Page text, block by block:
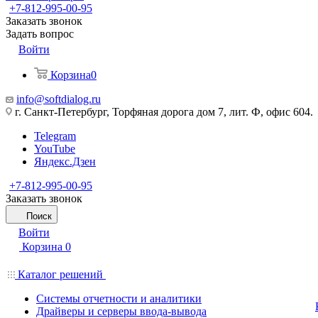
+7-812-995-00-95
Заказать звонок
Задать вопрос
Войти
Корзина0
info@softdialog.ru
г. Санкт-Петербург, Торфяная дорога дом 7, лит. Ф, офис 604.
Telegram
YouTube
Яндекс.Дзен
+7-812-995-00-95
Заказать звонок
Поиск
Войти
Корзина 0
Каталог решений
Системы отчетности и аналитики
Драйверы и серверы ввода-вывода